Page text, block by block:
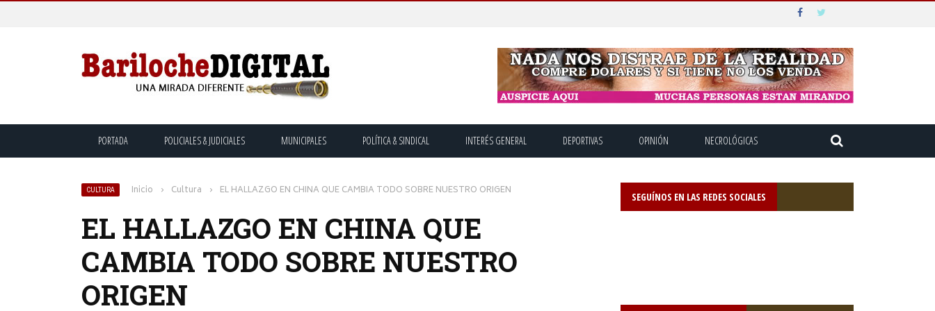
PORTADA POLICIALES & JUDICIALES MUNICIPALES POLÍTICA & SINDICAL INTERÉS GENERAL DEPORTIVAS OPINIÓN NECROLÓGICAS
CULTURA Inicio › Cultura › EL HALLAZGO EN CHINA QUE CAMBIA TODO SOBRE NUESTRO ORIGEN
EL HALLAZGO EN CHINA QUE
CAMBIA TODO SOBRE NUESTRO
ORIGEN
SEGUÍNOS EN LAS REDES SOCIALES